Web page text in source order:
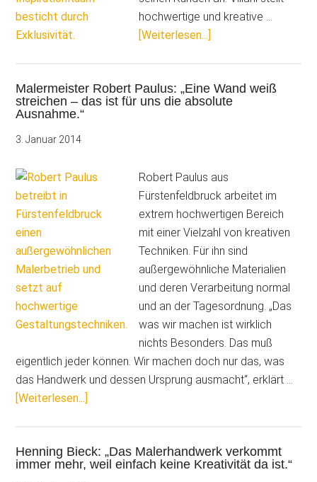
hochwertige und kreative …
[Weiterlesen...]
Zeit
ist
Rauhfaser
zu
tapezieren.“
Malermeister Robert Paulus: „Eine Wand weiß
streichen – das ist für uns die absolute
Ausnahme.“
3. Januar 2014
Robert Paulus aus
Fürstenfeldbruck arbeitet im
extrem hochwertigen Bereich
mit einer Vielzahl von kreativen
Techniken. Für ihn sind
außergewöhnliche Materialien
und deren Verarbeitung normal
und an der Tagesordnung. „Das
was wir machen ist wirklich
nichts Besonders. Das muß
eigentlich jeder können. Wir machen doch nur das, was
das Handwerk und dessen Ursprung ausmacht“, erklärt …
[Weiterlesen...]
„Eine
Wand
Henning Bieck: „Das Malerhandwerk verkommt
immer mehr, weil einfach keine Kreativität da ist.“